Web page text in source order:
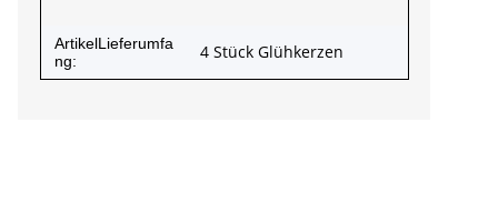
ArtikelLieferumfa
ng:
4 Stück Glühkerzen